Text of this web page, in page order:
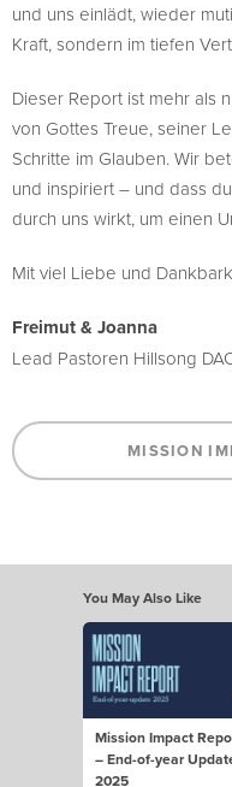
und uns einlädt, wieder
Kraft, sondern im tiefen
Dieser Report ist mehr als
von Gottes Treue, seiner
Schritte im Glauben. Wir
und inspiriert – und dass
durch uns wirkt, um einen
Mit viel Liebe und
Freimut & Joanna
Lead Pastoren Hillsong
MISSION
You May Also Like
Mission Impact
– End-of-year
2025